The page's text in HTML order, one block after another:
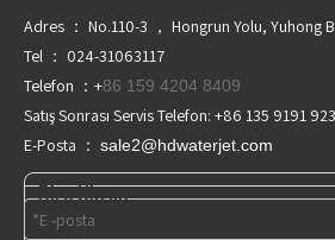
Adres ： No.110-3 ， Hongrun Yolu, Yuhong
Tel ： 024-31063117
Telefon ：+86 159 4204 8409
Satış Sonrası Servis Telefon: +86 135 9191
E-Posta ： sale2@hdwaterjet.com
Bize Ulaşın